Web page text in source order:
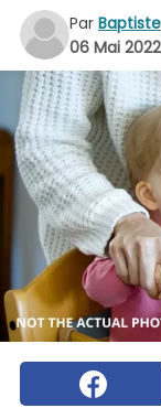
Par Baptiste
06 Mai 2022